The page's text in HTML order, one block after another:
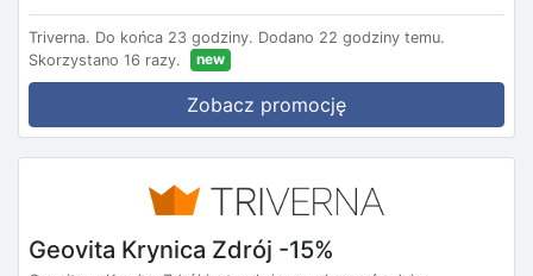
Triverna. Do końca 23 godziny. Dodano 22 godziny temu.
Skorzystano 16 razy.
new
Zobacz promocję
Geovita Krynica Zdrój -15%